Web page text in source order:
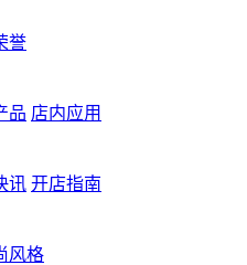
誉
品 店内应用
讯 开店指南
风格